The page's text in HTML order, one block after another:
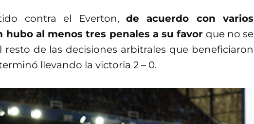
contra el Everton, de acuerdo con varios
al menos tres penales a su favor que no se
de las decisiones arbitrales que beneficiaron
llevando la victoria 2 – 0.